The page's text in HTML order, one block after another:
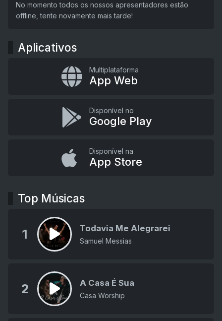
No momento todos os nossos apresentadores estão
offline, tente novamente mais tarde!
Aplicativos
Multiplataforma
App Web
Disponível no
Google Play
Disponível na
App Store
Top Músicas
1 Todavia Me Alegrarei
Samuel Messias
2 A Casa É Sua
Casa Worship